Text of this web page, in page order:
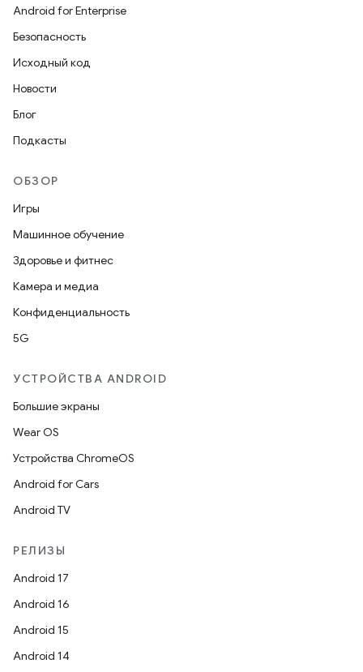
Android for Enterprise
Безопасность
Исходный код
Новости
Блог
Подкасты
ОБЗОР
Игры
Машинное обучение
Здоровье и фитнес
Камера и медиа
Конфиденциальность
5G
УСТРОЙСТВА ANDROID
Большие экраны
Wear OS
Устройства ChromeOS
Android for Cars
Android TV
РЕЛИЗЫ
Android 17
Android 16
Android 15
Android 14